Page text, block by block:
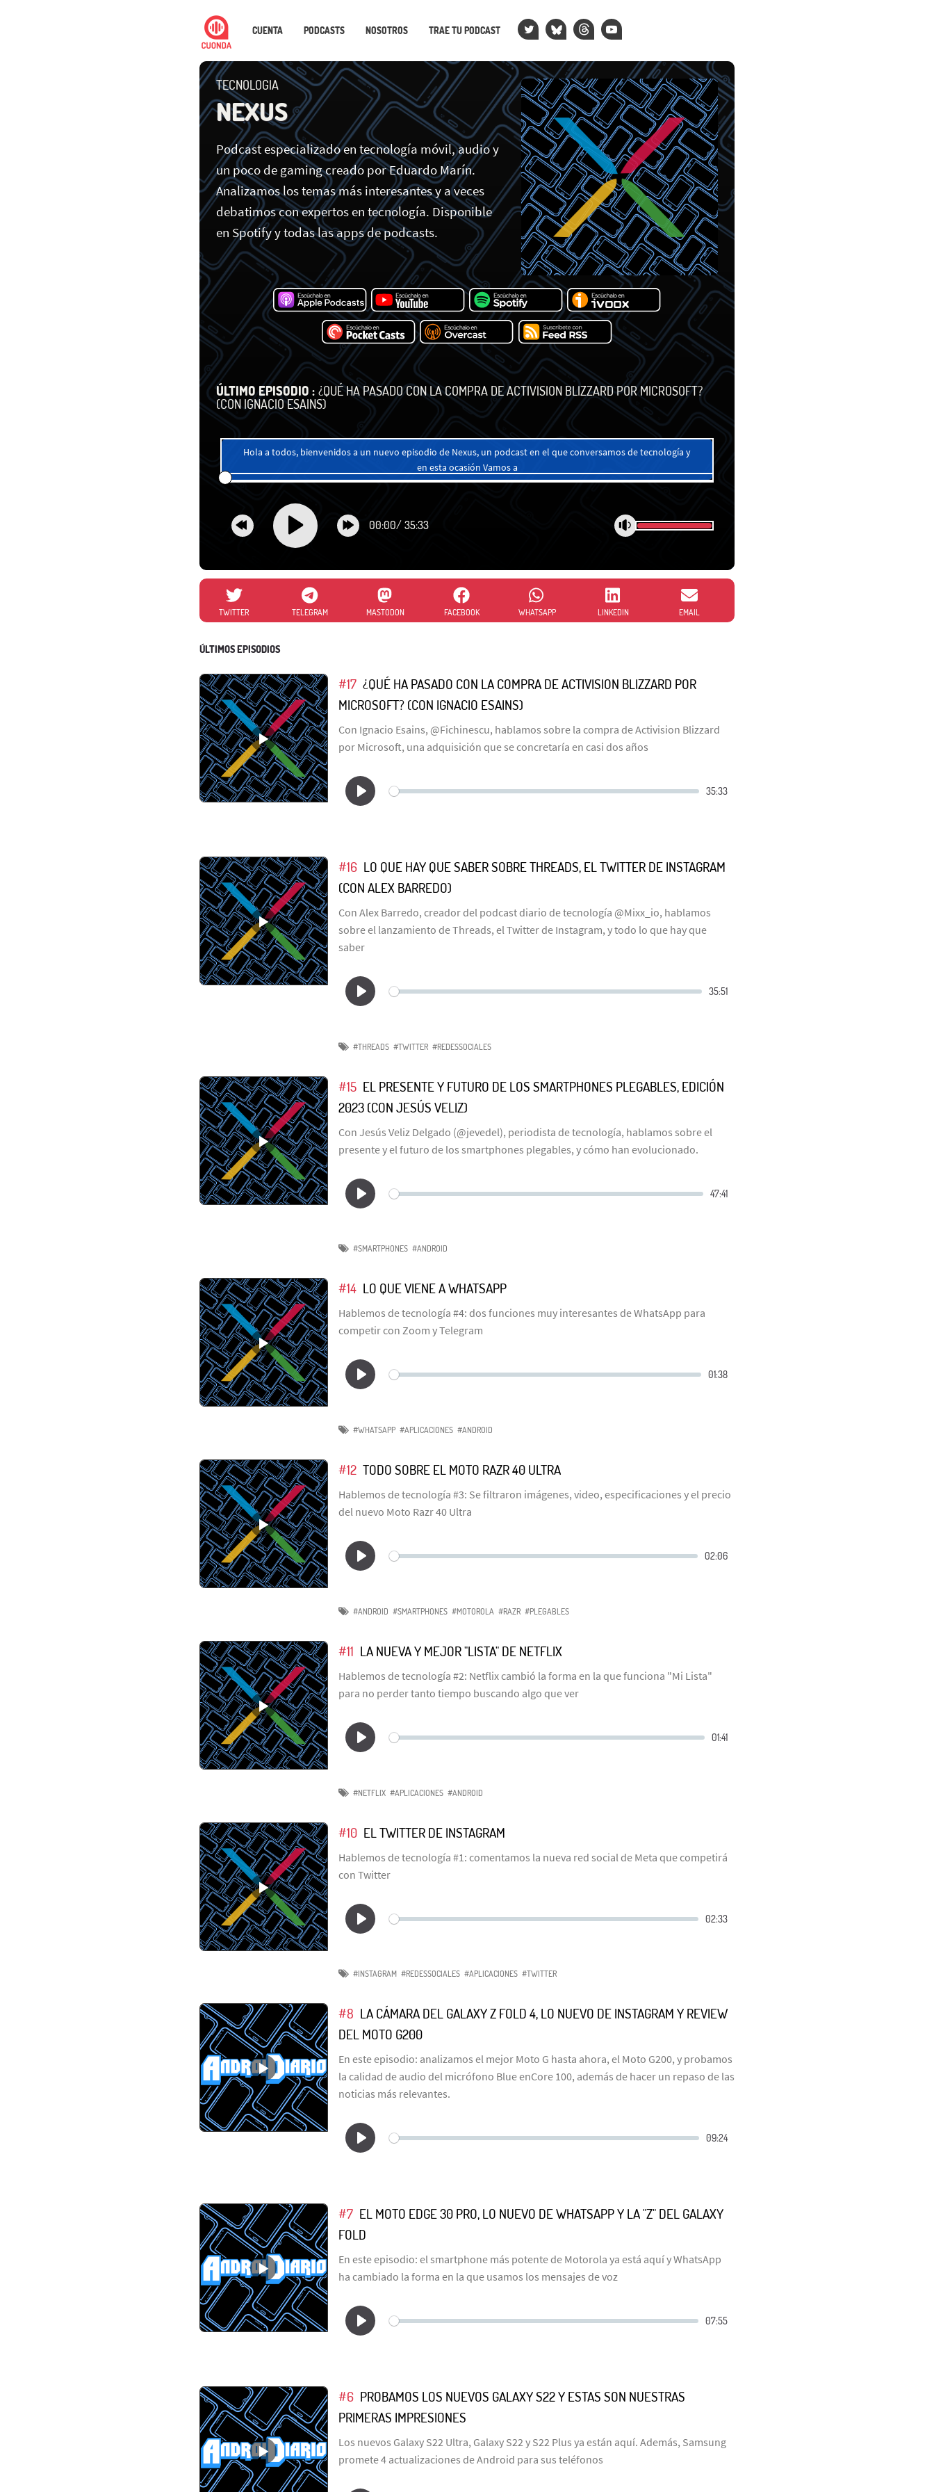
CUENTA PODCASTS NOSOTROS TRAE TU PODCAST
TECNOLOGIA
NEXUS
Podcast especializado en tecnología móvil, audio y
un poco de gaming creado por Eduardo Marín.
Analizamos los temas más interesantes y a veces
debatimos con expertos en tecnología. Disponible
en Spotify y todas las apps de podcasts.
ÚLTIMO EPISODIO : ¿QUÉ HA PASADO CON LA COMPRA DE ACTIVISION BLIZZARD POR MICROSOFT?
(CON IGNACIO ESAINS)
Hola a todos, bienvenidos a un nuevo episodio de Nexus, un podcast en el que conversamos de tecnología y
en esta ocasión Vamos a
00:00/ 35:33
TWITTER TELEGRAM MASTODON FACEBOOK WHATSAPP LINKEDIN EMAIL
ÚLTIMOS EPISODIOS
#17 ¿QUÉ HA PASADO CON LA COMPRA DE ACTIVISION BLIZZARD POR
MICROSOFT? (CON IGNACIO ESAINS)
Con Ignacio Esains, @Fichinescu, hablamos sobre la compra de Activision Blizzard
por Microsoft, una adquisición que se concretaría en casi dos años
#16 LO QUE HAY QUE SABER SOBRE THREADS, EL TWITTER DE INSTAGRAM
(CON ALEX BARREDO)
Con Alex Barredo, creador del podcast diario de tecnología @Mixx_io, hablamos
sobre el lanzamiento de Threads, el Twitter de Instagram, y todo lo que hay que
saber
#THREADS #TWITTER #REDESSOCIALES
#15 EL PRESENTE Y FUTURO DE LOS SMARTPHONES PLEGABLES, EDICIÓN
2023 (CON JESÚS VELIZ)
Con Jesús Veliz Delgado (@jevedel), periodista de tecnología, hablamos sobre el
presente y el futuro de los smartphones plegables, y cómo han evolucionado.
#SMARTPHONES #ANDROID
#14 LO QUE VIENE A WHATSAPP
Hablemos de tecnología #4: dos funciones muy interesantes de WhatsApp para
competir con Zoom y Telegram
#WHATSAPP #APLICACIONES #ANDROID
#12 TODO SOBRE EL MOTO RAZR 40 ULTRA
Hablemos de tecnología #3: Se filtraron imágenes, video, especificaciones y el precio
del nuevo Moto Razr 40 Ultra
#ANDROID #SMARTPHONES #MOTOROLA #RAZR #PLEGABLES
#11 LA NUEVA Y MEJOR "LISTA" DE NETFLIX
Hablemos de tecnología #2: Netflix cambió la forma en la que funciona "Mi Lista"
para no perder tanto tiempo buscando algo que ver
#NETFLIX #APLICACIONES #ANDROID
#10 EL TWITTER DE INSTAGRAM
Hablemos de tecnología #1: comentamos la nueva red social de Meta que competirá
con Twitter
#INSTAGRAM #REDESSOCIALES #APLICACIONES #TWITTER
#8 LA CÁMARA DEL GALAXY Z FOLD 4, LO NUEVO DE INSTAGRAM Y REVIEW
DEL MOTO G200
En este episodio: analizamos el mejor Moto G hasta ahora, el Moto G200, y probamos
la calidad de audio del micrófono Blue enCore 100, además de hacer un repaso de las
noticias más relevantes.
#7 EL MOTO EDGE 30 PRO, LO NUEVO DE WHATSAPP Y LA "Z" DEL GALAXY
FOLD
En este episodio: el smartphone más potente de Motorola ya está aquí y WhatsApp
ha cambiado la forma en la que usamos los mensajes de voz
#6 PROBAMOS LOS NUEVOS GALAXY S22 Y ESTAS SON NUESTRAS
PRIMERAS IMPRESIONES
Los nuevos Galaxy S22 Ultra, Galaxy S22 y S22 Plus ya están aquí. Además, Samsung
promete 4 actualizaciones de Android para sus teléfonos